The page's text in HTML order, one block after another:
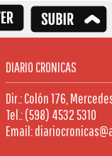
DIARIO CRONICAS
Dir.: Colón 176,
Tel.: (598) 4532 5310
Email: